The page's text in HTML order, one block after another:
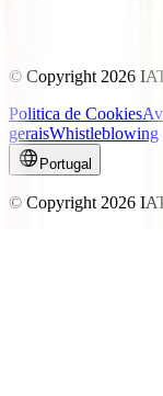
© Copyright 2026
Politica de Cookies
geraisWhistleblowing
Portugal
© Copyright 2026